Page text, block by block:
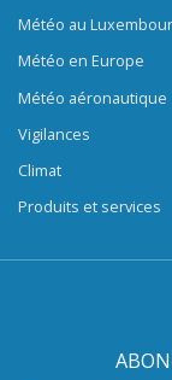
Météo au
Météo en Europe
Météo aéronautique
Vigilances
Climat
Produits et services